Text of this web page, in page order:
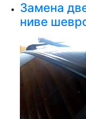
Замена
ниве